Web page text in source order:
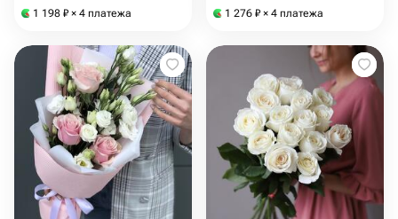
1 198 ₽ × 4 платежа 1 276 ₽ × 4 платежа